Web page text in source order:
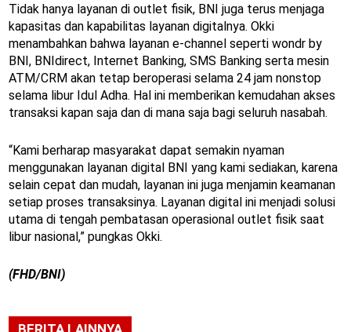
Tidak hanya layanan di outlet fisik, BNI juga terus menjaga
kapasitas dan kapabilitas layanan digitalnya. Okki
menambahkan bahwa layanan e-channel seperti wondr by
BNI, BNIdirect, Internet Banking, SMS Banking serta mesin
ATM/CRM akan tetap beroperasi selama 24 jam nonstop
selama libur Idul Adha. Hal ini memberikan kemudahan akses
transaksi kapan saja dan di mana saja bagi seluruh nasabah.
“Kami berharap masyarakat dapat semakin nyaman
menggunakan layanan digital BNI yang kami sediakan, karena
selain cepat dan mudah, layanan ini juga menjamin keamanan
setiap proses transaksinya. Layanan digital ini menjadi solusi
utama di tengah pembatasan operasional outlet fisik saat
libur nasional,” pungkas Okki.
(FHD/BNI)
BERITA LAINNYA